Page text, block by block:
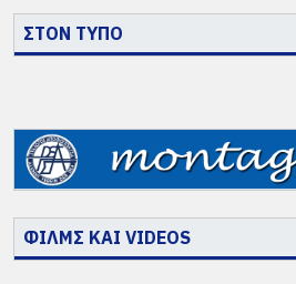
ΣΤΟΝ ΤΥΠΟ
ΦΙΛΜΣ ΚΑΙ VIDEOS